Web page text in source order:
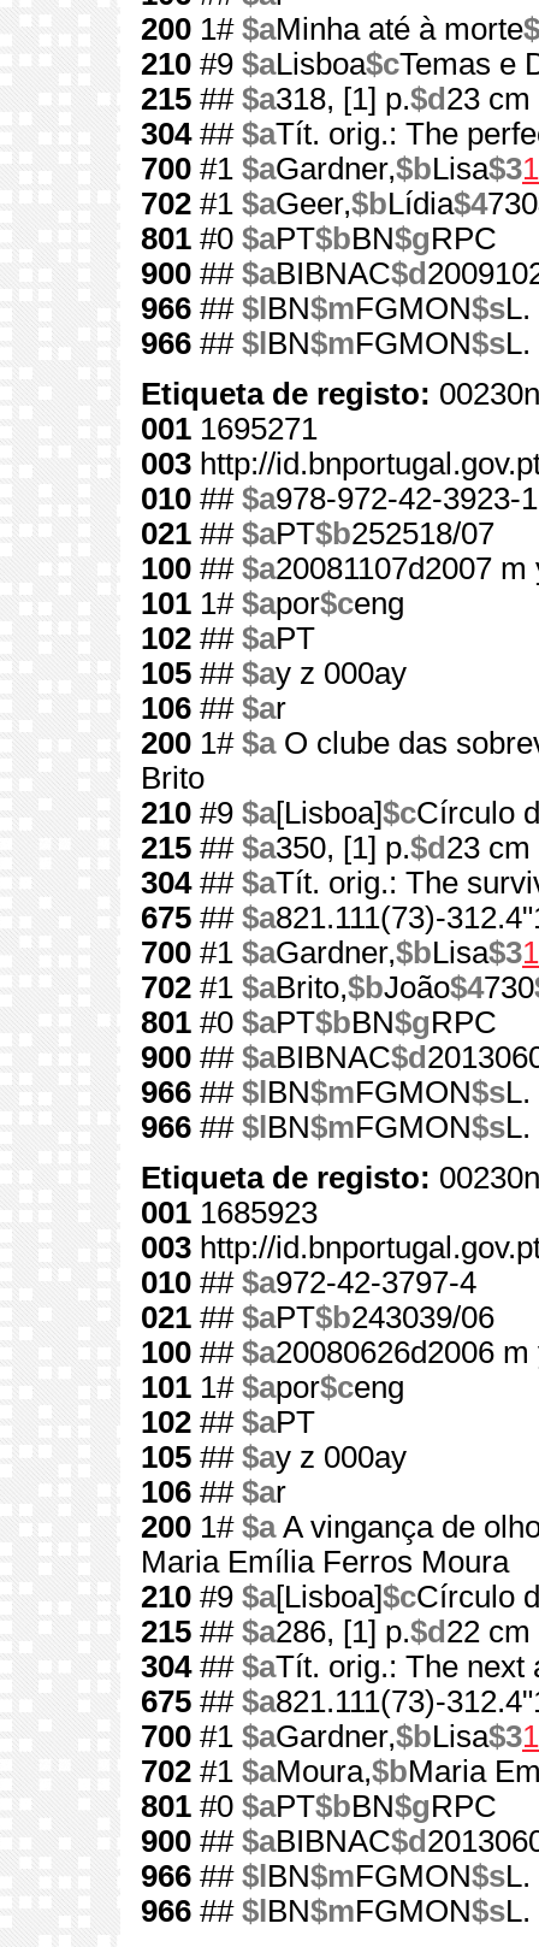
200 1# $aMinha até à morte
210 #9 $aLisboa$cTemas e
215 ## $a318, [1] p.$d 23 cm
304## $aTít. orig.: The
700 #1 $aGardner,$bLisa$3
702 #1 $aGeer,$bLídia$4730
801 #0 $aPT$bBN$gRPC
900 ## $aBIBNAC$d
966 ## $l BN$mFGMON$sL.
966 ## $l BN$mFGMON$sL.
Etiqueta de registo:
001 1695271
003 http://
010 ## $a978-972-42-3923-1
021 ## $aPT$b252518/07
100 ## $a20081107d2007
101 1# $apor$ceng
102 ## $aPT
105 ## $ay z 000ay
106 ## $ar
200 1# $aO clube das
Brito
210 #9 $a[Lisboa]$cCírculo
215 ## $a350, [1] p.$d 23 cm
304## $aTít. orig.: The
675 ## $a821.111(73)-
700 #1 $aGardner,$bLisa$3
702 #1 $aBrito,$bJoão$4730
801 #0 $aPT$bBN$gRPC
900 ## $aBIBNAC$d
966 ## $l BN$mFGMON$s
966 ## $l BN$mFGMON$s
Etiqueta de registo:
001 1685923
003 http://
010 ## $a972-42-3797-4
021 ## $aPT$b243039/06
100 ## $a20080626d2006
101 1# $apor$ceng
102 ## $aPT
105 ## $ay z 000ay
106 ## $ar
200 1# $aA vingança de
Maria Emília Ferros Moura
210 #9 $a[Lisboa]$cCírculo
215 ## $a286, [1] p.$d 22 cm
304## $aTít. orig.: The next
675 ## $a821.111(73)-
700 #1 $aGardner,$bLisa$3
702 #1 $aMoura,$bMaria
801 #0 $aPT$bBN$gRPC
900 ## $aBIBNAC$d
966 ## $l BN$mFGMON$sL.
966 ## $l BN$mFGMON$s